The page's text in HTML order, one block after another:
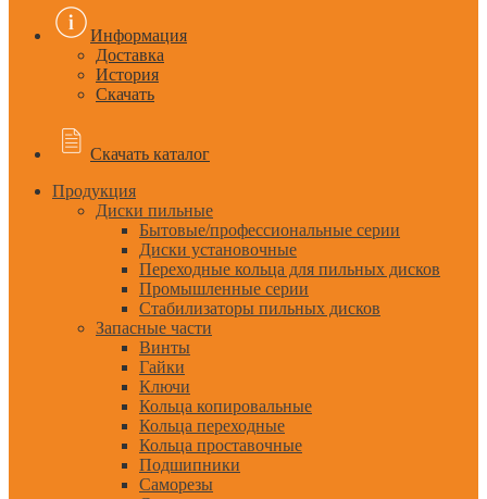
Информация
Доставка
История
Скачать
Скачать каталог
Продукция
Диски пильные
Бытовые/профессиональные серии
Диски установочные
Переходные кольца для пильных дисков
Промышленные серии
Стабилизаторы пильных дисков
Запасные части
Винты
Гайки
Ключи
Кольца копировальные
Кольца переходные
Кольца проставочные
Подшипники
Саморезы